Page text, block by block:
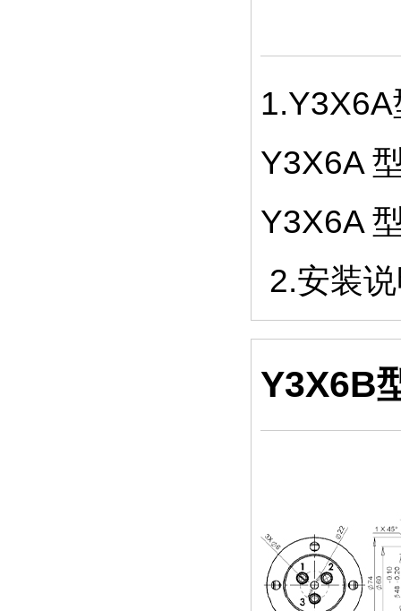
Y3X6A
Y3X6A
2.安装
Y3X6B